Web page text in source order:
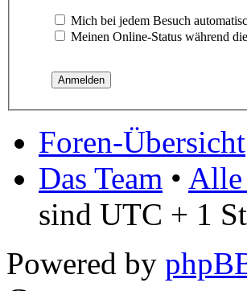
Mich bei jedem Besuch
Meinen Online-Status während
Foren-Übersicht
Das Team • Alle
sind UTC + 1
Powered by